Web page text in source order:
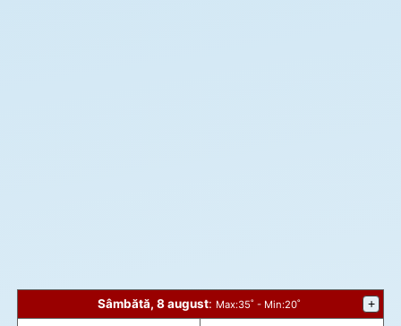
Sâmbătă, 8 august: Max:35˚ - Min:20˚ +